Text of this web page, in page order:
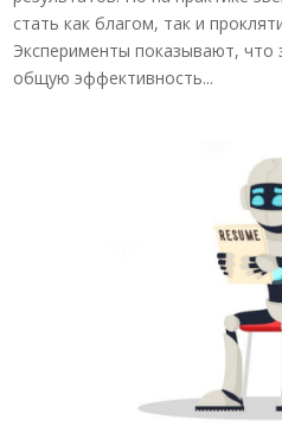
стать как благом, так и
Эксперименты показывают, что
общую эффективность...